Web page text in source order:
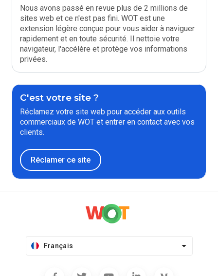
Nous avons passé en revue plus de 2 millions de
sites web et ce n'est pas fini. WOT est une
extension légère conçue pour vous aider à naviguer
rapidement et en toute sécurité. Il nettoie votre
navigateur, l'accélère et protège vos informations
privées.
C'est votre site ?
Réclamez votre site web pour accéder aux outils
commerciaux de WOT et entrer en contact avec vos
clients.
Réclamer ce site
Français